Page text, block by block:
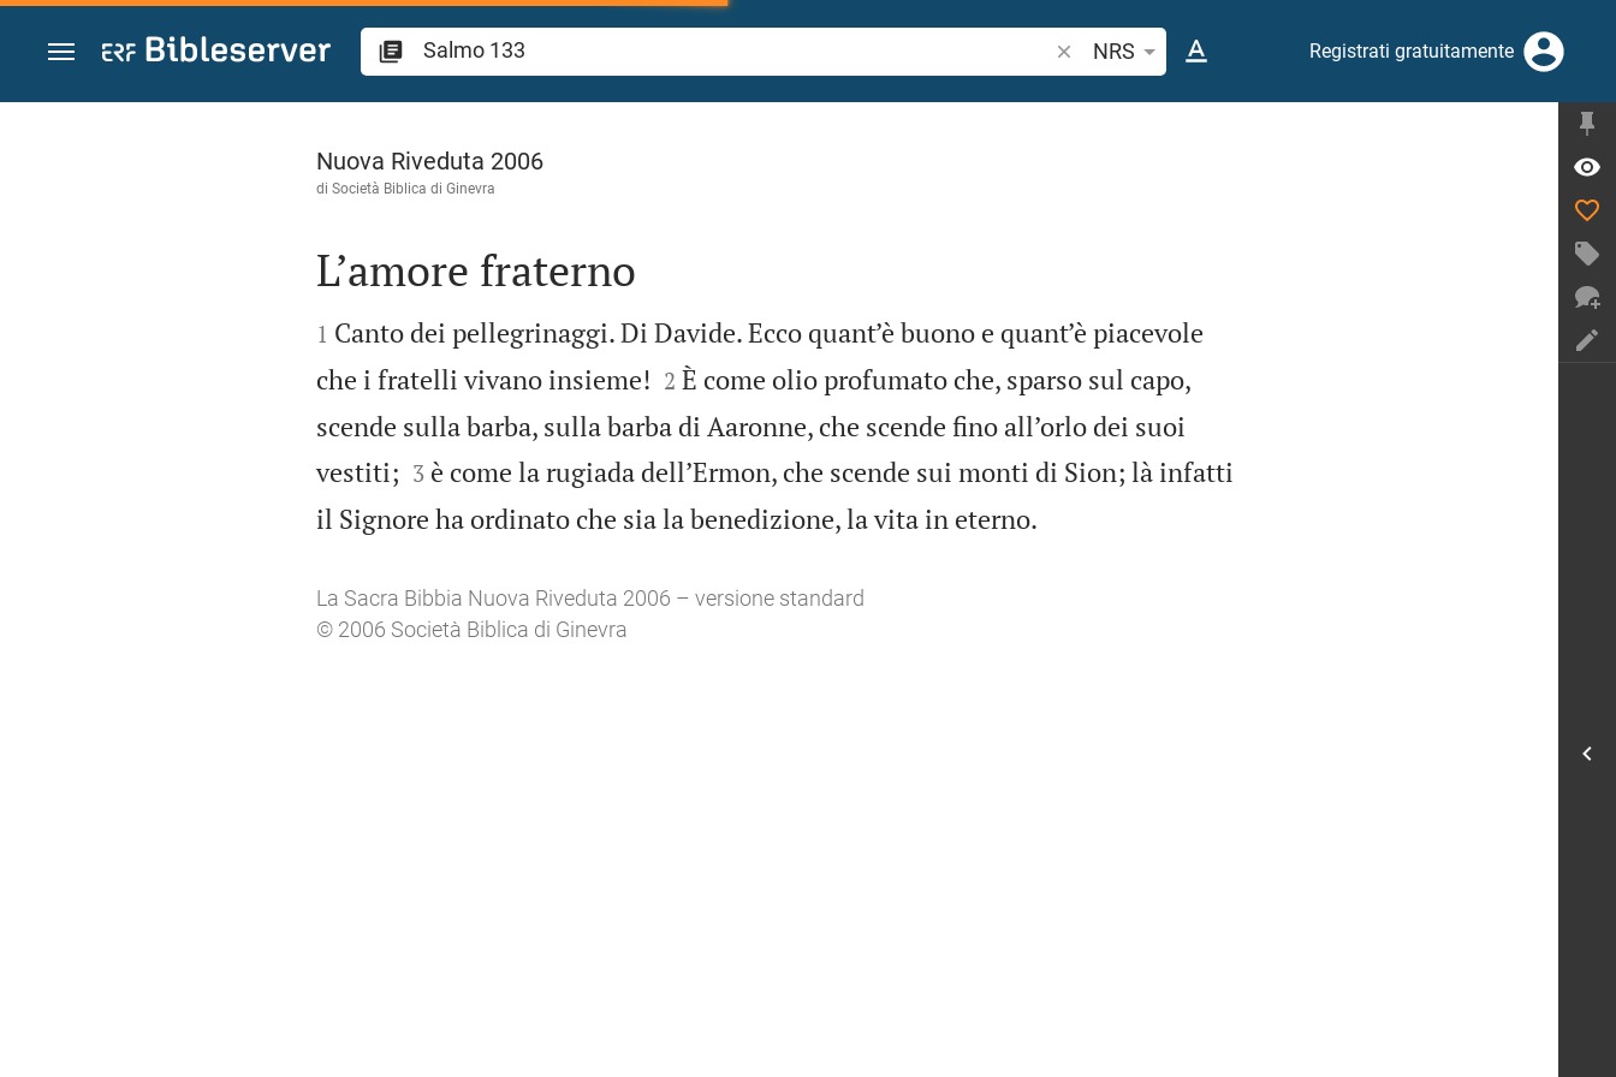
Vai al contenuto
Ricerca verso biblico o parola
NRS Registrati gratuitamente
Salmo 133
Nuova Riveduta 2006
di Società Biblica di Ginevra

L’amore fraterno

1 Canto dei pellegrinaggi. Di Davide. Ecco quant’è buono e quant’è piacevole
che i fratelli vivano insieme!
2 È come olio profumato che, sparso sul capo,
scende sulla barba, sulla barba di Aaronne, che scende fino all’orlo dei suoi
vestiti;
3 è come la rugiada dell’Ermon, che scende sui monti di Sion; là infatti
il Signore ha ordinato che sia la benedizione, la vita in eterno.
La Sacra Bibbia Nuova Riveduta 2006 – versione standard
© 2006 Società Biblica di Ginevra